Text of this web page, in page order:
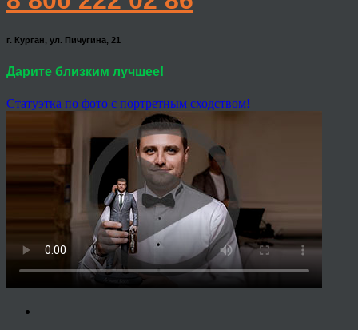
г. Курган, ул. Пичугина, 21
Дарите близким лучшее!
Статуэтка по фото с портретным сходством!